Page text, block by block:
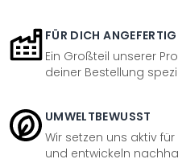
FÜR DICH
Ein Großteil unserer
deiner Bestellung
UMWELTBEWUSST
Wir setzen uns aktiv
und entwickeln